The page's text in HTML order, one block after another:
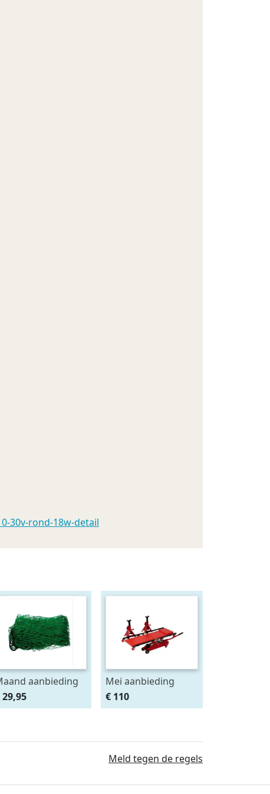
30v-rond-18w-detail
aanbieding
4x2 mtr
4.5 x 4.5 cm
29,95
Mei aanbieding
Monteursligkar+2
tons krik + 2
€ 110
Meld tegen de regels